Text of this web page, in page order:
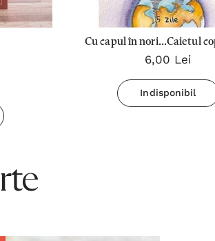
Cu capul în nori...Caietul
zile
6,00 Lei
Indisponibil